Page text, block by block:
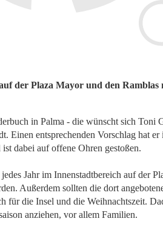
der Plaza Mayor und den Ramblas
in Palma - die wünscht sich Toni
Einen entsprechenden Vorschlag hat er
dabei auf offene Ohren gestoßen.
Jahr im Innenstadtbereich auf der
Außerdem sollten die dort
für die Insel und die Weihnachtszeit.
anziehen, vor allem Familien.